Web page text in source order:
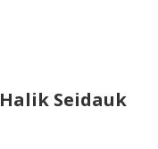
Seidauk